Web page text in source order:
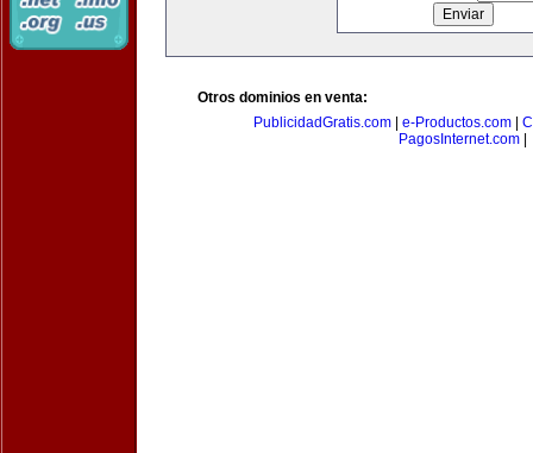
Otros dominios en venta:
PublicidadGratis.com
e-Productos.com
PagosInternet.com